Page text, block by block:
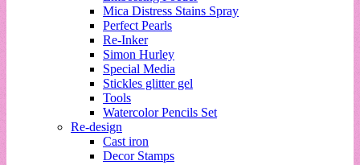
Mica Distress Stains Spray
Perfect Pearls
Re-Inker
Simon Hurley
Special Media
Stickles glitter gel
Tools
Watercolor Pencils Set
Re-design
Cast iron
Decor Stamps